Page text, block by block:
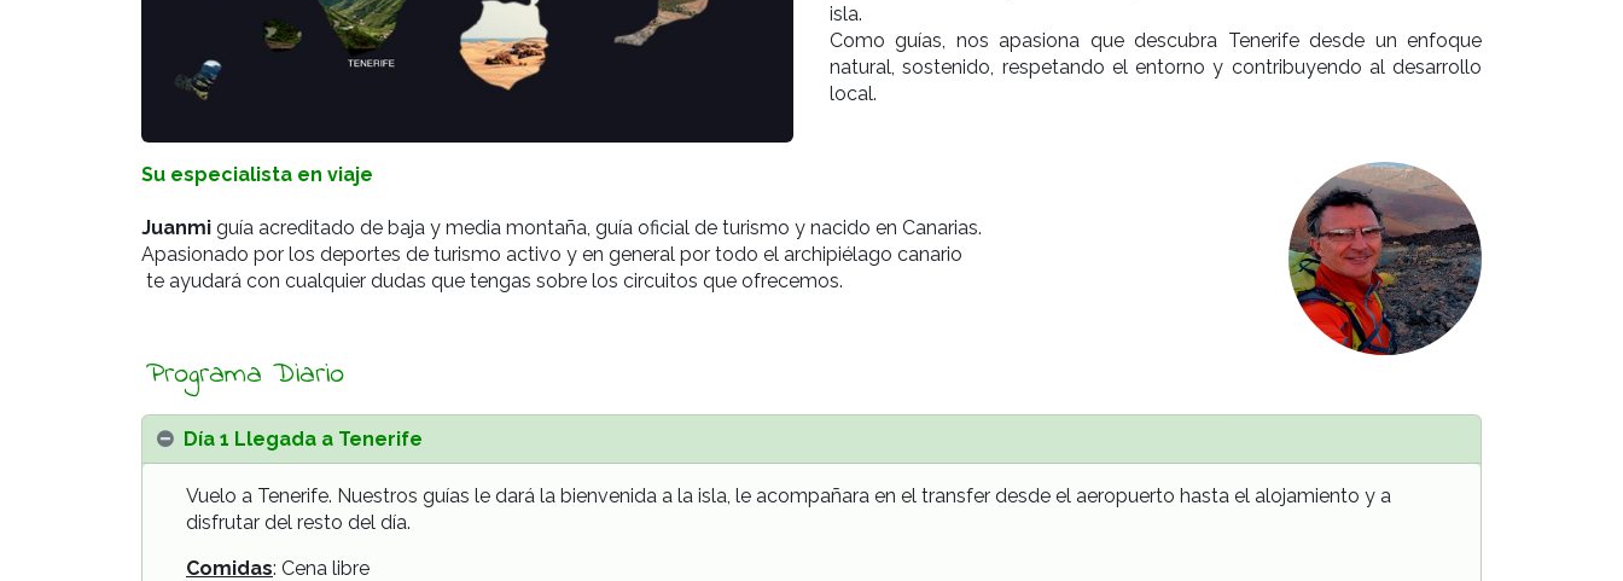
isla.
Como guías, nos apasiona que descubra Tenerife desde un enfoque
natural, sostenido, respetando el entorno y contribuyendo al desarrollo
local.
Su especialista en viaje
Juanmi guía acreditado de baja y media montaña, guía oficial de turismo y nacido en Canarias.
Apasionado por los deportes de turismo activo y en general por todo el archipiélago canario
te ayudará con cualquier dudas que tengas sobre los circuitos que ofrecemos.
Programa Diario
Día 1 Llegada a Tenerife
Vuelo a Tenerife. Nuestros guías le dará la bienvenida a la isla, le acompañara en el transfer desde el aeropuerto hasta el alojamiento y a
disfrutar del resto del día.
Comidas: Cena libre